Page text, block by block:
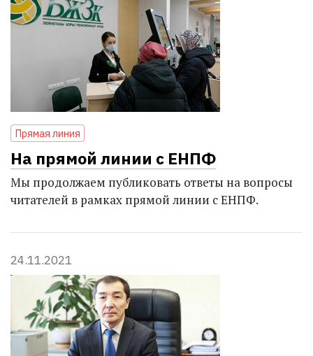
Прямая линия
На прямой линии с ЕНПФ
Мы продолжаем публиковать ответы на вопросы
читателей в рамках прямой линии с ЕНПФ.
24.11.2021